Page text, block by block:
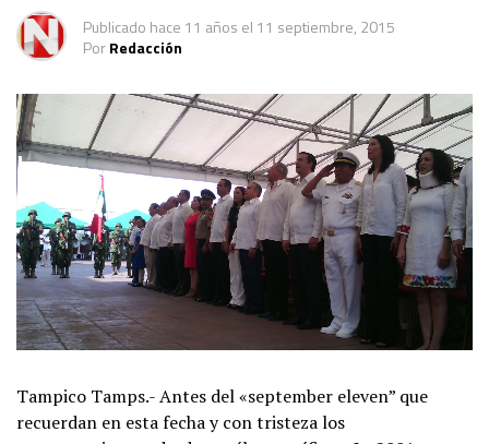
Publicado hace 11 años el 11 septiembre, 2015
PorRedacción
Tampico Tamps.- Antes del «september eleven” que
recuerdan en esta fecha y con tristeza los